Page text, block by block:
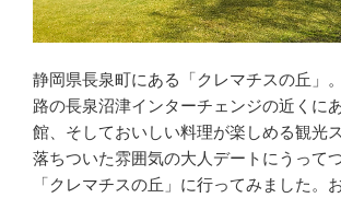
静岡県長泉町にある「クレマチスの丘」
路の長泉沼津インターチェンジの近くに
館、そしておいしい料理が楽しめる観光
落ちついた雰囲気の大人デートにうって
「クレマチスの丘」に行ってみました。